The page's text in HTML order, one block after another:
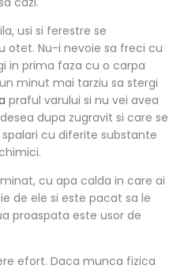
usi si ferestre se
otet. Nu-i nevoie sa freci cu
in prima faza cu o carpa
minut mai tarziu sa stergi
praful varului si nu vei avea
dupa zugravit si care se
cu diferite substante
cu apa calda in care ai
de ele si este pacat sa le
proaspata este usor de
efort. Daca munca fizica